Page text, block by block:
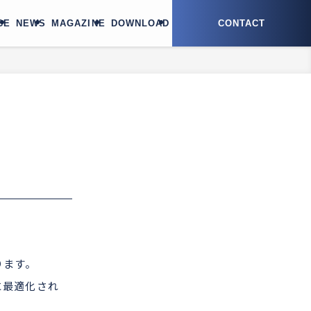
NEWS MAGAZINE DOWNLOAD CONTACT
す。
適化され